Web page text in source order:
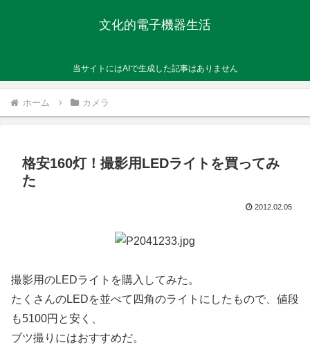
文化的電子機器生活
当サイトにはAIで生成した記事はありません
ホーム カメラ
格安160灯！撮影用LEDライトを買ってみ
た
2012.02.05
撮影用のLEDライトを購入してみた。
たくさんのLEDを並べて四角のライトにしたもので、値段
も5100円と安く、
ブツ撮りにはおすすめだ。